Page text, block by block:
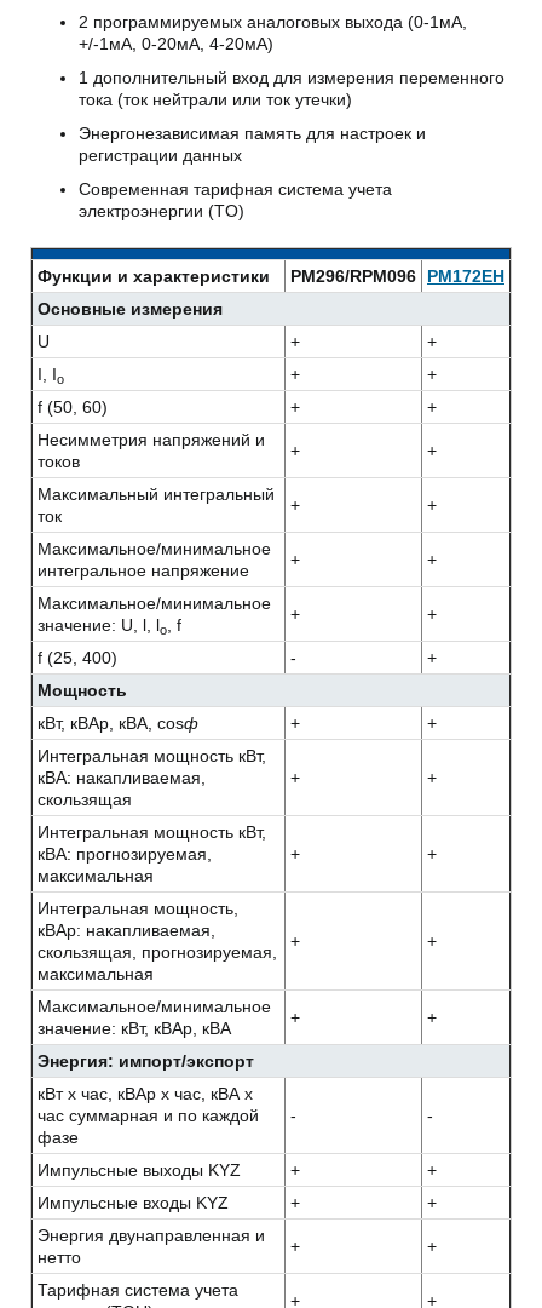
2 программируемых аналоговых выхода (0-1мA,
+/-1мA, 0-20мА, 4-20мА)
1 дополнительный вход для измерения переменного
тока (ток нейтрали или ток утечки)
Энергонезависимая память для настроек и
регистрации данных
Современная тарифная система учета
электроэнергии (TO)
Функции и характеристики PM296/RPM096
PM172EH
Основные измерения
U
+
+
I, Io +
+
f (50, 60)
+
+
Несимметрия напряжений и
токов
+ +
Максимальный интегральный
ток
+ +
Максимальное/минимальное
интегральное напряжение
+ +
Максимальное/минимальное
значение: U, l, lo , f
+ +
f (25, 400) -
+
Мощность
кВт, кВАр, кВА, cosф +
+
Интегральная мощность кВт,
кВА: накапливаемая,
скользящая
+ +
Интегральная мощность кВт,
кВА: прогнозируемая,
максимальная
+ +
Интегральная мощность,
кВАр: накапливаемая,
скользящая, прогнозируемая,
максимальная
+ +
Максимальное/минимальное
значение: кВт, кВАр, кВА
+ +
Энергия: импорт/экспорт
кВт x час, кВАр x час, кВА x
час суммарная и по каждой
фазе
- -
Импульсные выходы KYZ +
+
Импульсные входы KYZ
+
+
Энергия двунаправленная и
нетто
+ +
Тарифная система учета
+ +